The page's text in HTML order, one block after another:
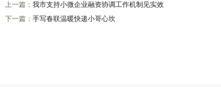
上一篇： 我市支持小微企业融资协调工作机制见实效
下一篇： 手写春联温暖快递小哥心坎